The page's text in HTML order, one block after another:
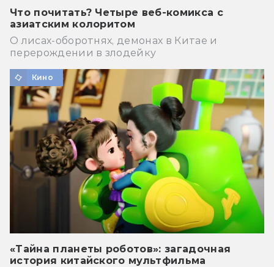
Что почитать? Четыре веб-комикса с
азиатским колоритом
О лисах-оборотнях, демонах в Китае и
перерождении в злодейку
Кино
«Тайна планеты роботов»: загадочная
история китайского мультфильма